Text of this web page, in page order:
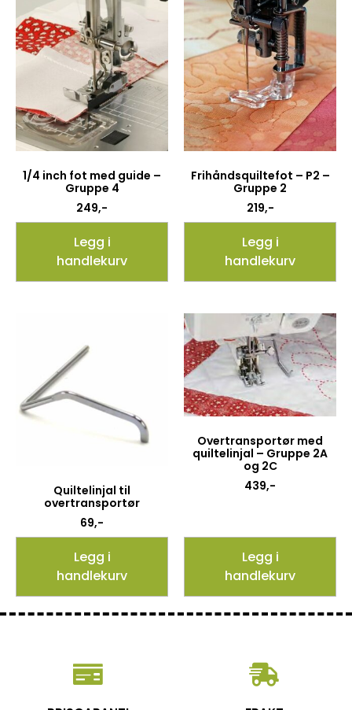
1/4 inch fot med guide –
Gruppe 4
249,-
Legg i
handlekurv
Frihåndsquiltefot – P2 –
Gruppe 2
219,-
Legg i
handlekurv
Quiltelinjal til
overtransportør
69,-
Legg i
handlekurv
Overtransportør med
quiltelinjal – Gruppe 2A
og 2C
439,-
Legg i
handlekurv